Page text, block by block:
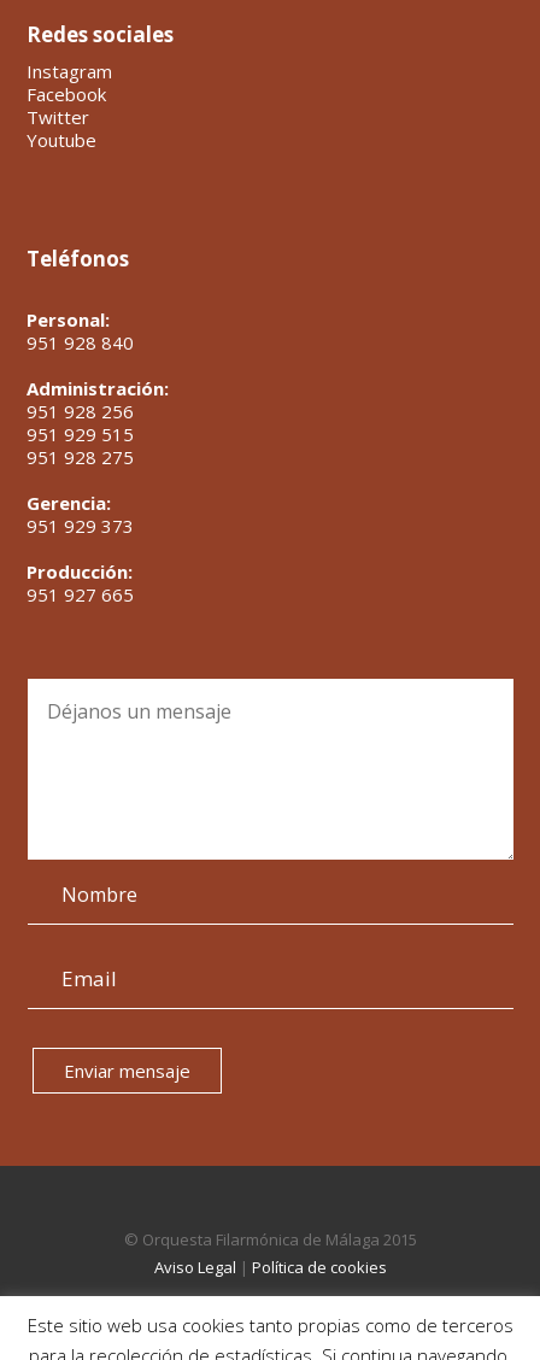
Redes sociales
Instagram
Facebook
Twitter
Youtube
Teléfonos
Personal:
951 928 840
Administración:
951 928 256
951 929 515
951 928 275
Gerencia:
951 929 373
Producción:
951 927 665
Enviar mensaje
© Orquesta Filarmónica de Málaga 2015
Aviso Legal | Política de cookies
Este sitio web usa cookies tanto propias como de terceros
para la recolección de estadísticas. Si continua navegando,